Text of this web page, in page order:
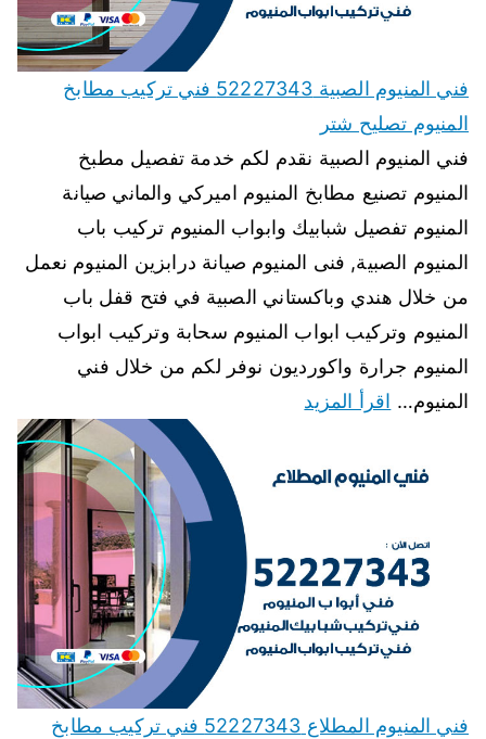
فني المنيوم الصبية 52227343 فني تركيب مطابخ
المنيوم تصليح شتر
فني المنيوم الصبية نقدم لكم خدمة تفصيل مطبخ
المنيوم تصنيع مطابخ المنيوم اميركي والماني صيانة
المنيوم تفصيل شبابيك وابواب المنيوم تركيب باب
المنيوم الصبية, فنى المنيوم صيانة درابزين المنيوم نعمل
من خلال هندي وباكستاني الصبية في فتح قفل باب
المنيوم وتركيب ابواب المنيوم سحابة وتركيب ابواب
المنيوم جرارة واكورديون نوفر لكم من خلال فني
المنيوم… اقرأ المزيد
فني المنيوم المطلاع 52227343 فني تركيب مطابخ